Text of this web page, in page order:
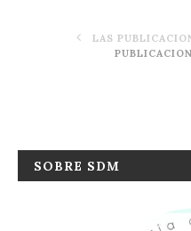
LAS
SOBRE SDM